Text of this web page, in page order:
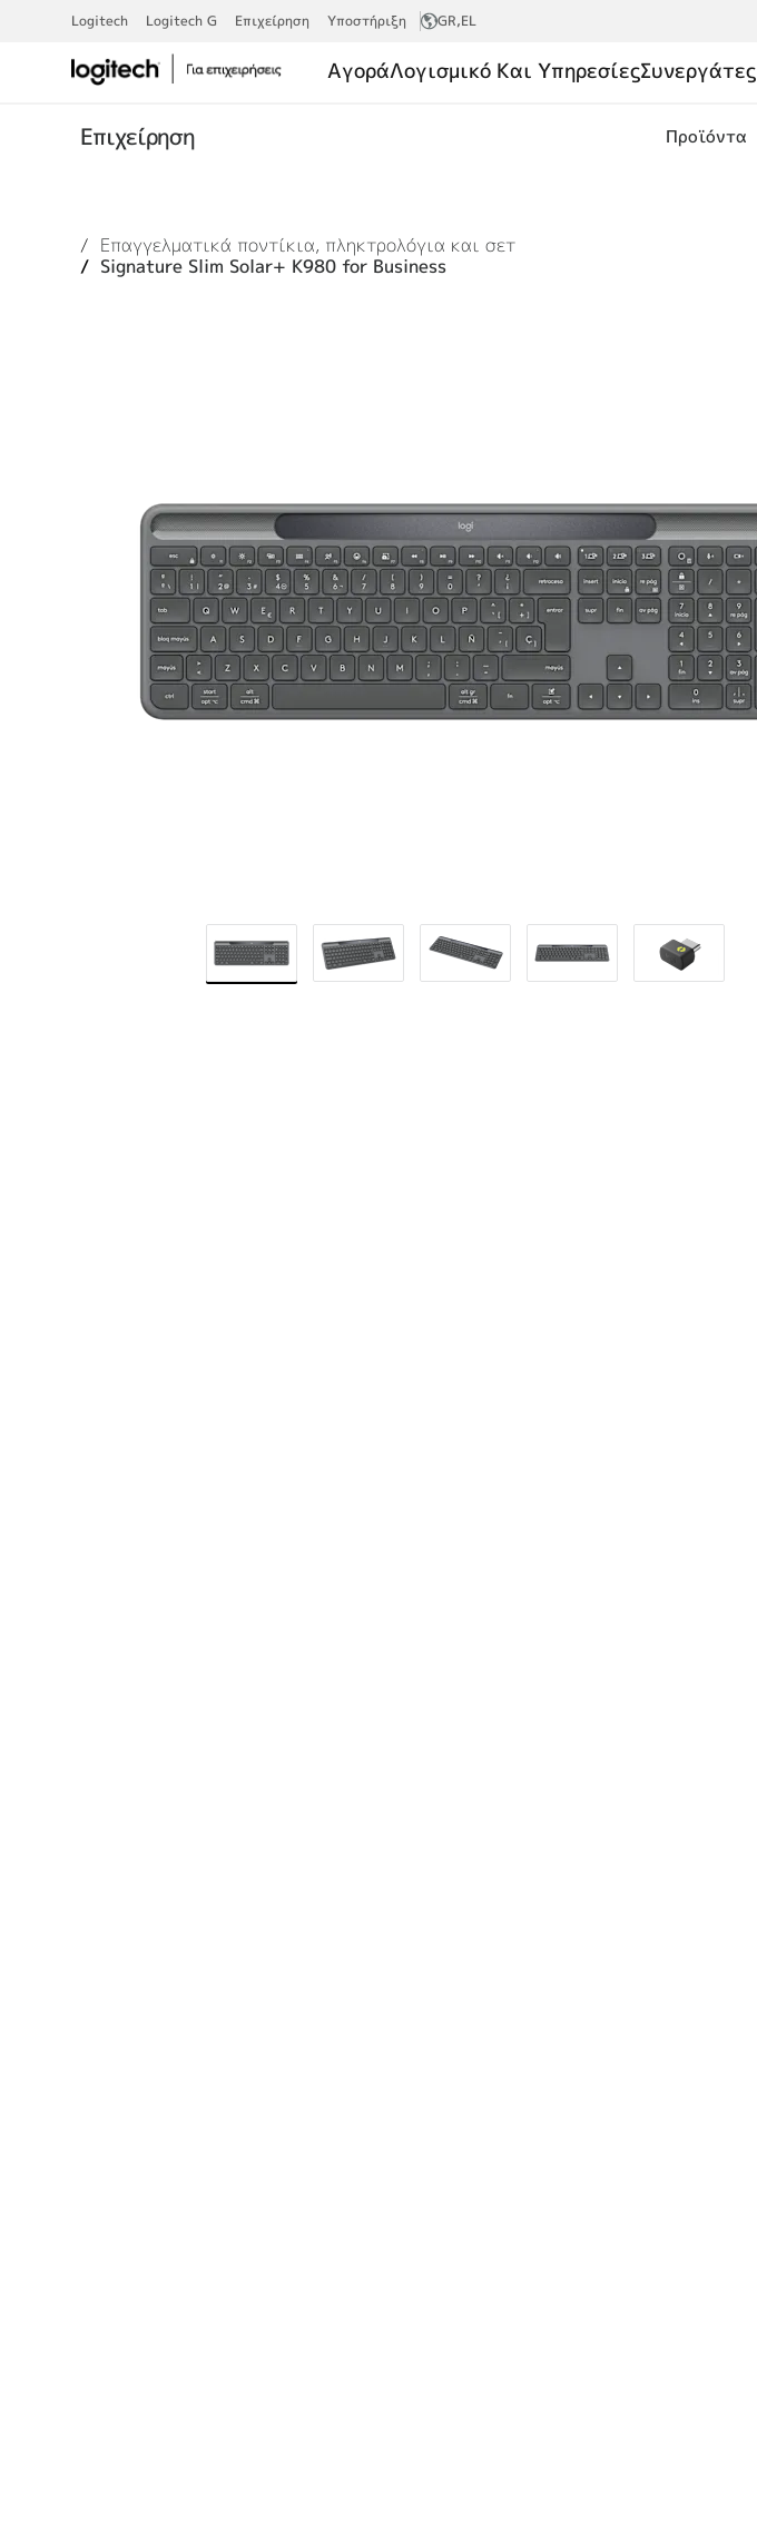
SIGNATURE
SLIM
SOLAR+
K980
Logitech Logitech G Επιχείρηση Υποστήριξη GR,EL
ΑγοράΛογισμικό Και ΥπηρεσίεςΣυνεργάτες
Επιχείρηση Προϊόντα
Επαγγελματικά ποντίκια, πληκτρολόγια και σετ
Signature Slim Solar+ K980 for Business